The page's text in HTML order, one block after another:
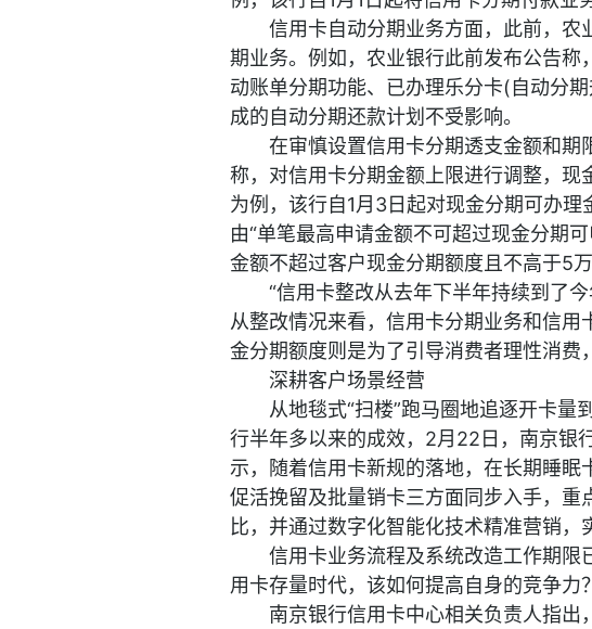
信用卡自动分期业务方面，此前，农
期业务。例如，农业银行此前发布公告称
动账单分期功能、已办理乐分卡(自动分
成的自动分期还款计划不受影响。
在审慎设置信用卡分期透支金额和期
称，对信用卡分期金额上限进行调整，
为例，该行自1月3日起对现金分期可办理
由“单笔最高申请金额不可超过现金分期
金额不超过客户现金分期额度且不高于5万
“信用卡整改从去年下半年持续到了
从整改情况来看，信用卡分期业务和信
金分期额度则是为了引导消费者理性消费
深耕客户场景经营
从地毯式“扫楼”跑马圈地追逐开卡量
行半年多以来的成效，2月22日，南京银
示，随着信用卡新规的落地，在长期睡眠
促活挽留及批量销卡三方面同步入手，
比，并通过数字化智能化技术精准营销，
信用卡业务流程及系统改造工作期限
用卡存量时代，该如何提高自身的竞争力？
南京银行信用卡中心相关负责人指